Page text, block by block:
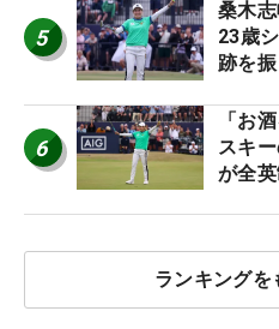
5
桑木
23歳
跡を
6
「お
スキ
が全
ランキングを